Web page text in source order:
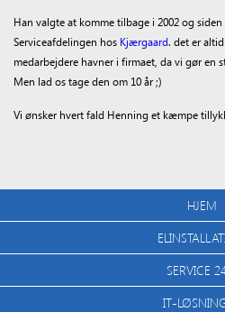
Han valgte at komme tilbage i 2002 og
Serviceafdelingen hos Kjærgaard. det er
medarbejdere havner i firmaet, da vi gør en
Men lad os tage den om 10 år ;)
Vi ønsker hvert fald Henning et kæmpe
HJEM
SERVICE
IT-